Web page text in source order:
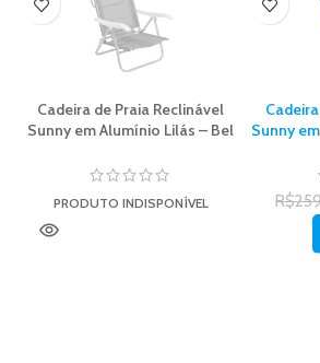
Cadeira de Praia Reclinável
Sunny em Alumínio Lilás – Bel
PRODUTO INDISPONÍVEL
Sunny
R$